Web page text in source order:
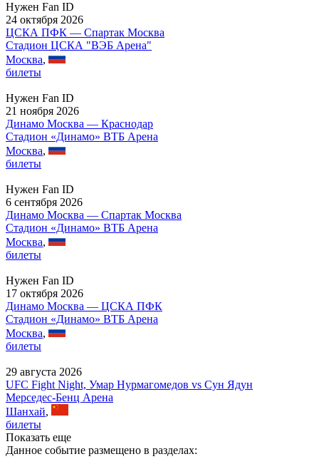
Нужен Fan ID
24 октября 2026
ЦСКА ПФК — Спартак Москва
Стадион ЦСКА "ВЭБ Арена"
Москва,
билеты
Нужен Fan ID
21 ноября 2026
Динамо Москва — Краснодар
Стадион «Динамо» ВТБ Арена
Москва,
билеты
Нужен Fan ID
6 сентября 2026
Динамо Москва — Спартак Москва
Стадион «Динамо» ВТБ Арена
Москва,
билеты
Нужен Fan ID
17 октября 2026
Динамо Москва — ЦСКА ПФК
Стадион «Динамо» ВТБ Арена
Москва,
билеты
29 августа 2026
UFC Fight Night, Умар Нурмагомедов vs Сун Ядун
Мерседес-Бенц Арена
Шанхай,
билеты
Показать еще
Данное событие размещено в разделах: